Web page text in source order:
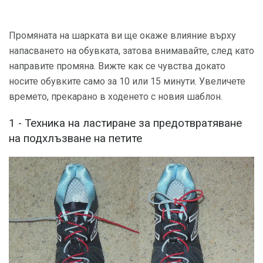
Промяната на шарката ви ще окаже влияние върху
напасването на обувката, затова внимавайте, след като
направите промяна. Вижте как се чувства докато
носите обувките само за 10 или 15 минути. Увеличете
времето, прекарано в ходенето с новия шаблон.
1 - Техника на ластиране за предотвратяване
на подхлъзване на петите